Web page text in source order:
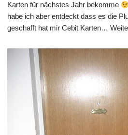
Karten für nächstes Jahr bekomme
habe ich aber entdeckt dass es die
geschafft hat mir Cebit Karten…